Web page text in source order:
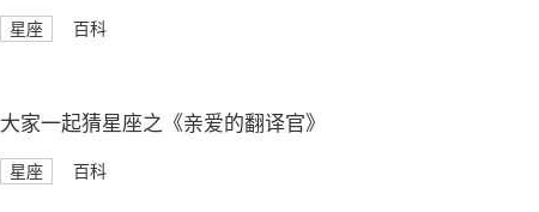
星座 百科
大家一起猜星座之《亲爱的翻译官》
星座 百科